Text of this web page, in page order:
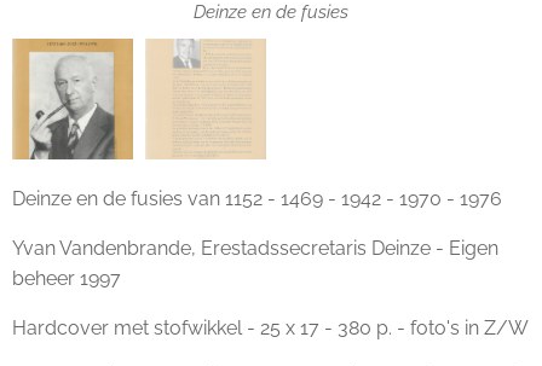
Deinze en de fusies
Deinze en de fusies van 1152 - 1469 - 1942 - 1970 - 1976
Yvan Vandenbrande, Erestadssecretaris Deinze - Eigen
beheer 1997
Hardcover met stofwikkel - 25 x 17 - 380 p. - foto's in Z/W